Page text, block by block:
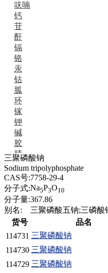
呋喃
钙
苷
酐
镉
铬
汞
钴
胍
环
镓
钾
碱
胶
腈
精
肼
醌
蜡
锂
啉
磷
膦
硫
铝
三聚磷酸钠
Sodium tripolyphosphate
CAS号:7758-29-4
分子式:Na5P3O10
分子量:367.86
别名:
三聚磷酸五钠;三磷
货号 品名
114731 三聚磷酸钠
114730 三聚磷酸钠
114729 三聚磷酸钠